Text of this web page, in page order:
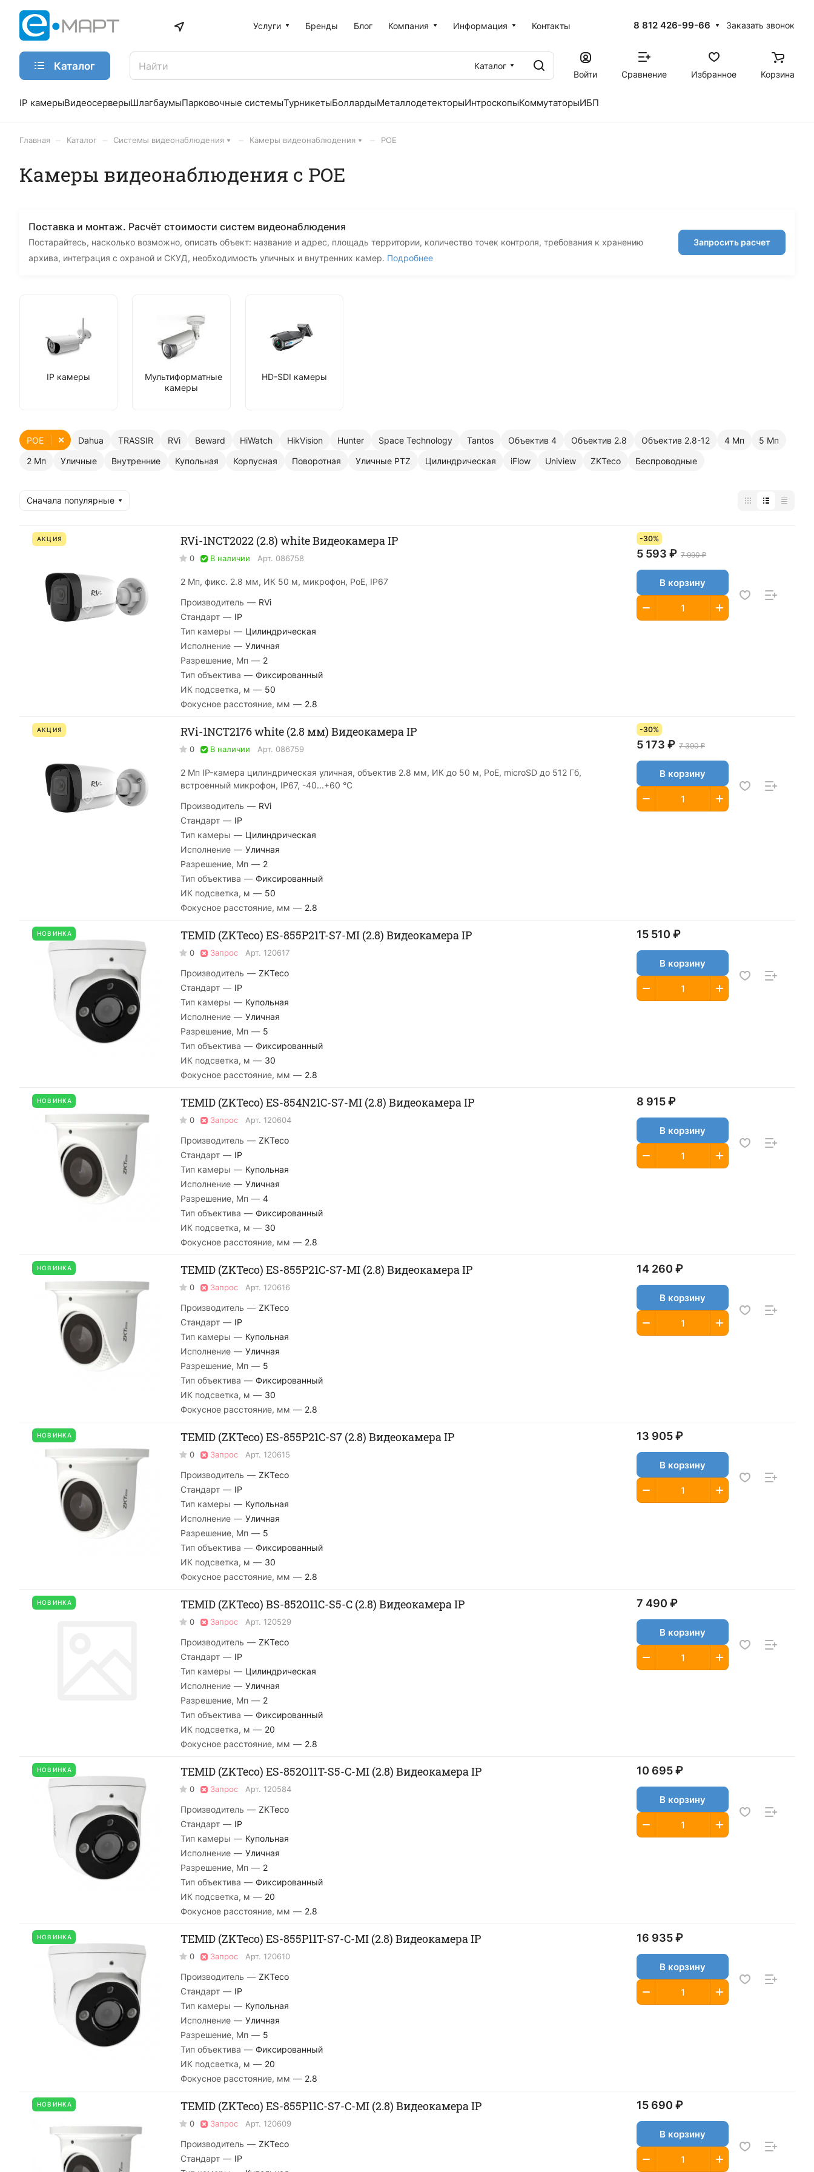
Услуги Бренды Блог Компания Информация Контакты 8 812 426-99-66 Заказать звонок
Каталог
Каталог
Войти
Сравнение Избранное Корзина
IP камерыВидеосерверыШлагбаумыПарковочные системыТурникетыБоллардыМеталлодетекторыИнтроскопыКоммутаторыИБП
Главная Каталог Системы видеонаблюдения Камеры видеонаблюдения POE
Камеры видеонаблюдения с POE
Поставка и монтаж. Расчёт стоимости систем видеонаблюдения
Постарайтесь, насколько возможно, описать объект: название и адрес, площадь территории, количество точек контроля, требования к хранению
архива, интеграция с охраной и СКУД, необходимость уличных и внутренних камер. Подробнее
Запросить расчет
IP камеры
Мультиформатные
камеры
HD-SDI камеры
Dahua TRASSIR RVi Beward HiWatch HikVision Hunter Space Technology Tantos Объектив 4 Объектив 2.8 Объектив 2.8-12 4 Мп
5 Мп
2 Мп
Уличные Внутренние Купольная Корпусная Поворотная Уличные PTZ
POE
Цилиндрическая
iFlow Uniview ZKTeco Беспроводные
Сначала популярные
АКЦИЯ RVi-1NCT2022 (2.8) white Видеокамера IP
0 В наличии Арт. 086758
2 Мп, фикс. 2.8 мм, ИК 50 м, микрофон, PoE, IP67
Производитель — RVi
Стандарт — IP
Тип камеры — Цилиндрическая
Исполнение — Уличная
Разрешение, Мп — 2
Тип объектива — Фиксированный
ИК подсветка, м — 50
Фокусное расстояние, мм — 2.8
-30%
5 593 ₽ 7 990 ₽
В корзину
АКЦИЯ RVi-1NCT2176 white (2.8 мм) Видеокамера IP
0 В наличии Арт. 086759
2 Мп IP-камера цилиндрическая уличная, объектив 2.8 мм, ИК до 50 м, PoE, microSD до 512 Гб,
встроенный микрофон, IP67, -40...+60 °C
Производитель — RVi
Стандарт — IP
Тип камеры — Цилиндрическая
Исполнение — Уличная
Разрешение, Мп — 2
Тип объектива — Фиксированный
ИК подсветка, м — 50
Фокусное расстояние, мм — 2.8
-30%
5 173 ₽ 7 390 ₽
В корзину
НОВИНКА TEMID (ZKTeco) ES-855P21T-S7-MI (2.8) Видеокамера IP
0 Запрос Арт. 120617
Производитель — ZKTeco
Стандарт — IP
Тип камеры — Купольная
Исполнение — Уличная
Разрешение, Мп — 5
Тип объектива — Фиксированный
ИК подсветка, м — 30
Фокусное расстояние, мм — 2.8
15 510 ₽
В корзину
НОВИНКА TEMID (ZKTeco) ES-854N21C-S7-MI (2.8) Видеокамера IP
0 Запрос Арт. 120604
Производитель — ZKTeco
Стандарт — IP
Тип камеры — Купольная
Исполнение — Уличная
Разрешение, Мп — 4
Тип объектива — Фиксированный
ИК подсветка, м — 30
Фокусное расстояние, мм — 2.8
8 915 ₽
В корзину
НОВИНКА TEMID (ZKTeco) ES-855P21C-S7-MI (2.8) Видеокамера IP
0 Запрос Арт. 120616
Производитель — ZKTeco
Стандарт — IP
Тип камеры — Купольная
Исполнение — Уличная
Разрешение, Мп — 5
Тип объектива — Фиксированный
ИК подсветка, м — 30
Фокусное расстояние, мм — 2.8
14 260 ₽
В корзину
НОВИНКА TEMID (ZKTeco) ES-855P21C-S7 (2.8) Видеокамера IP
0 Запрос Арт. 120615
Производитель — ZKTeco
Стандарт — IP
Тип камеры — Купольная
Исполнение — Уличная
Разрешение, Мп — 5
Тип объектива — Фиксированный
ИК подсветка, м — 30
Фокусное расстояние, мм — 2.8
13 905 ₽
В корзину
НОВИНКА TEMID (ZKTeco) BS-852O11C-S5-C (2.8) Видеокамера IP
0 Запрос Арт. 120529
Производитель — ZKTeco
Стандарт — IP
Тип камеры — Цилиндрическая
Исполнение — Уличная
Разрешение, Мп — 2
Тип объектива — Фиксированный
ИК подсветка, м — 20
Фокусное расстояние, мм — 2.8
7 490 ₽
В корзину
НОВИНКА TEMID (ZKTeco) ES-852O11T-S5-C-MI (2.8) Видеокамера IP
0 Запрос Арт. 120584
Производитель — ZKTeco
Стандарт — IP
Тип камеры — Купольная
Исполнение — Уличная
Разрешение, Мп — 2
Тип объектива — Фиксированный
ИК подсветка, м — 20
Фокусное расстояние, мм — 2.8
10 695 ₽
В корзину
НОВИНКА TEMID (ZKTeco) ES-855P11T-S7-C-MI (2.8) Видеокамера IP
0 Запрос Арт. 120610
Производитель — ZKTeco
Стандарт — IP
Тип камеры — Купольная
Исполнение — Уличная
Разрешение, Мп — 5
Тип объектива — Фиксированный
ИК подсветка, м — 20
Фокусное расстояние, мм — 2.8
16 935 ₽
В корзину
НОВИНКА TEMID (ZKTeco) ES-855P11C-S7-C-MI (2.8) Видеокамера IP
0 Запрос Арт. 120609
Производитель — ZKTeco
Стандарт — IP
15 690 ₽
В корзину